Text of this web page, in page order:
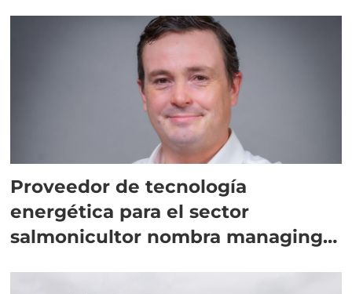
Proveedor de tecnología
energética para el sector
salmonicultor nombra managing